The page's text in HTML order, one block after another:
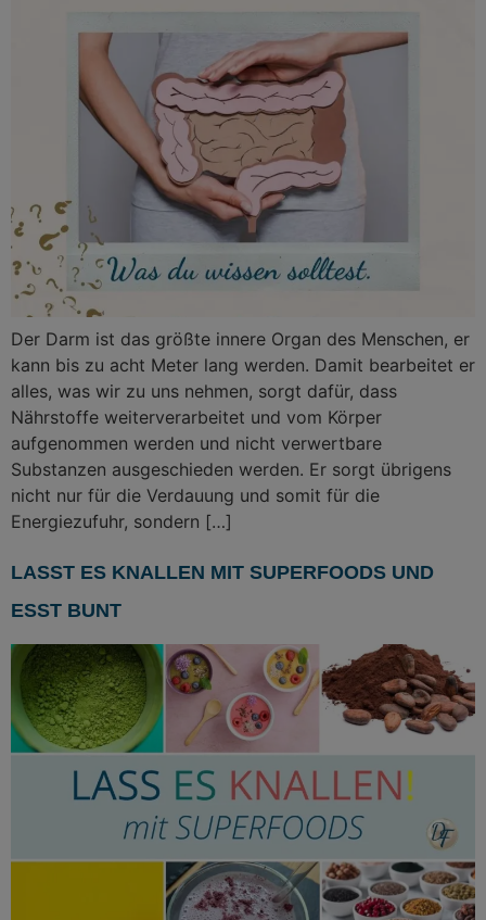
Der Darm ist das größte innere Organ des Menschen, er
kann bis zu acht Meter lang werden. Damit bearbeitet er
alles, was wir zu uns nehmen, sorgt dafür, dass
Nährstoffe weiterverarbeitet und vom Körper
aufgenommen werden und nicht verwertbare
Substanzen ausgeschieden werden. Er sorgt übrigens
nicht nur für die Verdauung und somit für die
Energiezufuhr, sondern […]
LASST ES KNALLEN MIT SUPERFOODS UND
ESST BUNT